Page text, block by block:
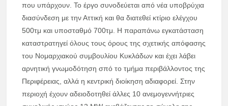
που υπάρχουν. Το έργο συνοδεύεται από νέα υποβρύχια
διασύνδεση με την Αττική και θα διατεθεί κτίριο ελέγχου
500τμ και υποσταθμό 700τμ. Η παραπάνω εγκατάσταση
καταστρατηγεί όλους τους όρους της σχετικής απόφασης
του Νομαρχιακού συμβουλίου Κυκλάδων και έχει λάβει
αρνητική γνωμοδότηση σπό το τμήμα περιβάλλοντος της
Περιφέρειας, αλλά η κεντρική διοίκηση αδιαφορεί. Στην
περιοχή έχουν αδειοδοτηθεί άλλες 10 ανεμογεννήτριες